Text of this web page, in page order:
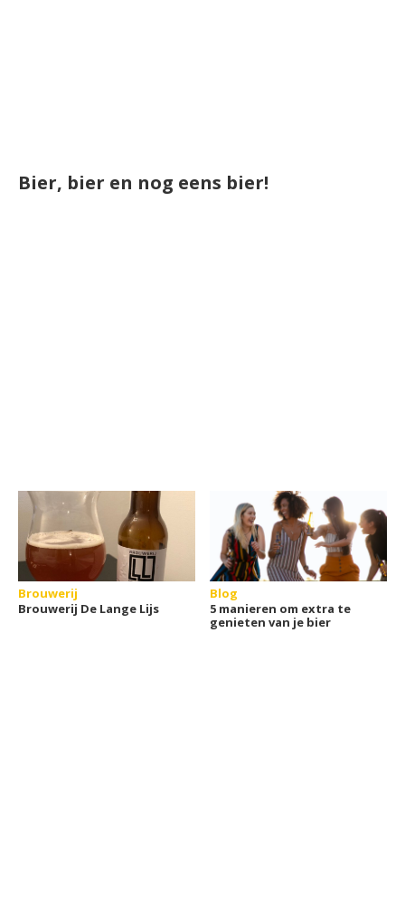
Bier, bier en nog eens bier!
Brouwerij
Brouwerij De Lange Lijs
Blog
5 manieren om extra te
genieten van je bier